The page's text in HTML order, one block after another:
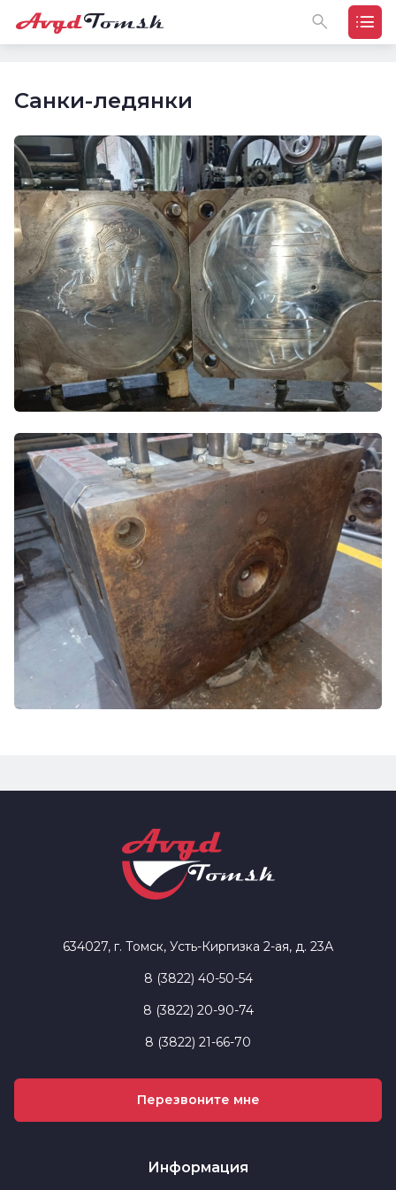
Санки-ледянки
634027, г. Томск, Усть-Киргизка 2-ая, д. 23А
8 (3822) 40-50-54
8 (3822) 20-90-74
8 (3822) 21-66-70
Перезвоните мне
Информация